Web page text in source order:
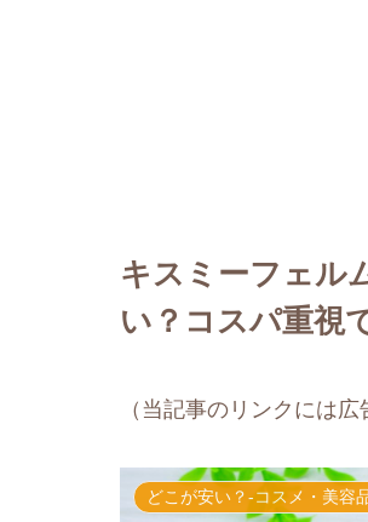
キスミーフェル
い？コスパ重視
（当記事のリンクには広
どこが安い？-コスメ・美容